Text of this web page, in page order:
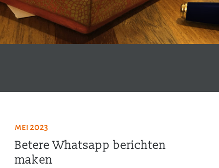
mei 2023
Betere Whatsapp berichten
maken